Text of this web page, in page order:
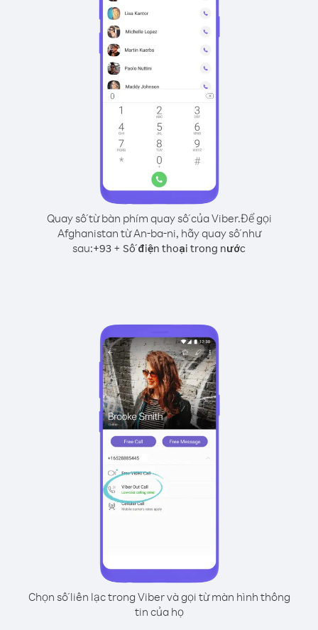
Quay số từ bàn phím quay số của Viber.Để gọi
Afghanistan từ An-ba-ni, hãy quay số như
sau:+93 + Số điện thoại trong nước
Chọn số liên lạc trong Viber và gọi từ màn hình thông
tin của họ